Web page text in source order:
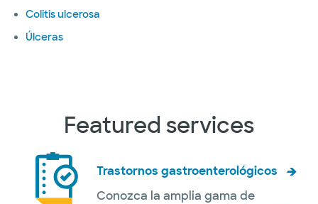
Colitis ulcerosa
Úlceras
Featured services
Trastornos gastroenterológicos
Conozca la amplia gama de